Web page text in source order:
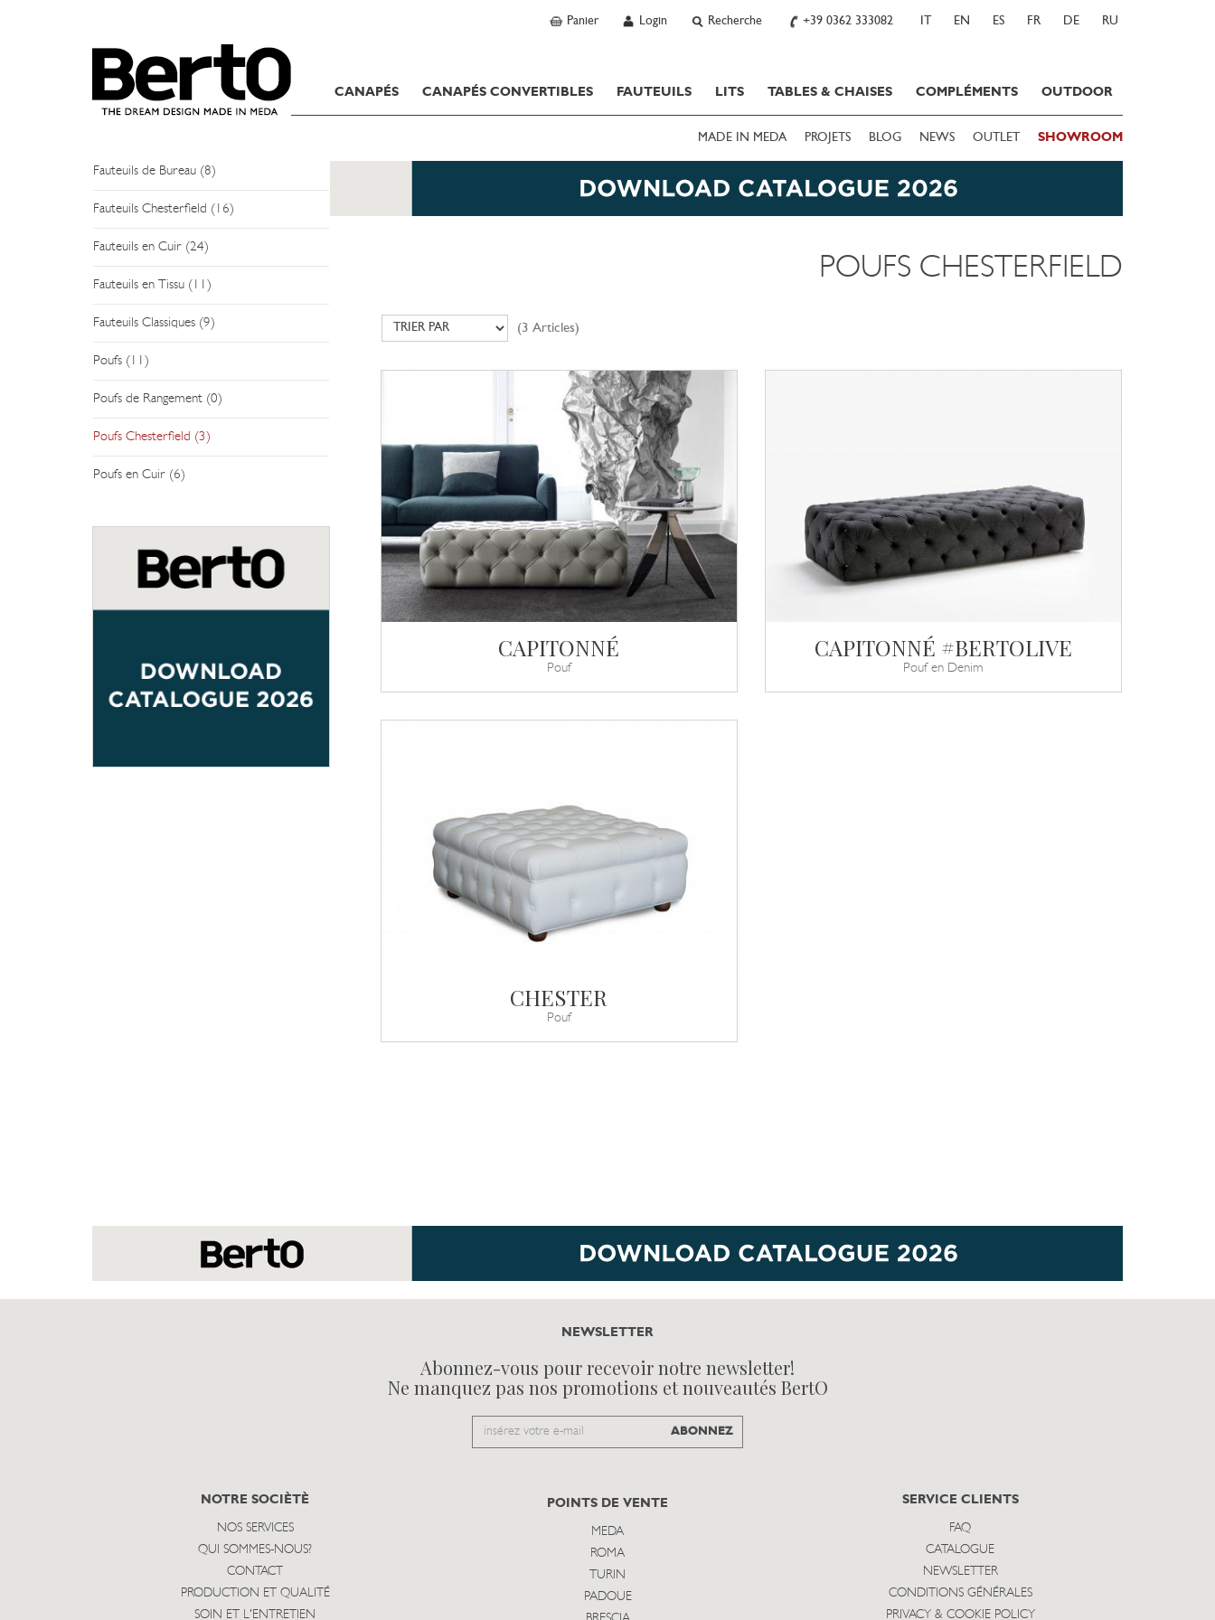
Panier Login Recherche +39 0362 333082 IT EN ES FR DE RU
CANAPÉS CANAPÉS CONVERTIBLES FAUTEUILS LITS TABLES & CHAISES COMPLÉMENTS OUTDOOR
MADE IN MEDA PROJETS BLOG NEWS OUTLET SHOWROOM
POUFS CHESTERFIELD
FAUTEUILS
Fauteuils Modernes (19)
Fauteuils de Bureau (8)
Fauteuils Chesterfield (16)
Fauteuils en Cuir (24)
Fauteuils en Tissu (11)
Fauteuils Classiques (9)
Poufs (11)
Poufs de Rangement (0)
Poufs Chesterfield (3)
Poufs en Cuir (6)
(3 Articles)
CAPITONNÉ
Pouf
CAPITONNÉ #BERTOLIVE
Pouf en Denim
CHESTER
Pouf
NEWSLETTER
Abonnez-vous pour recevoir notre newsletter!
Ne manquez pas nos promotions et nouveautés BertO
Email
ABONNEZ
NOTRE SOCIÈTÈ
NOS SERVICES
QUI SOMMES-NOUS?
CONTACT
PRODUCTION ET QUALITÉ
SOIN ET L'ENTRETIEN
POINTS DE VENTE
MEDA
ROMA
TURIN
PADOUE
SERVICE CLIENTS
FAQ
CATALOGUE
NEWSLETTER
CONDITIONS GÉNÉRALES
PRIVACY & COOKIE POLICY